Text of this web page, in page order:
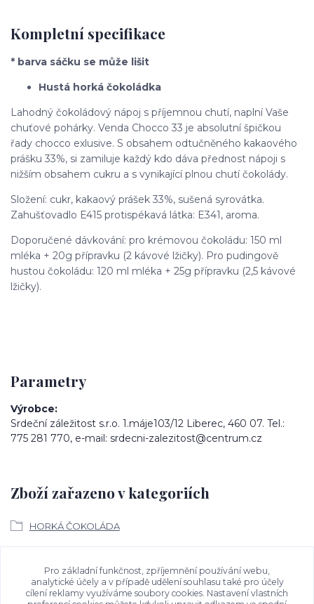
Kompletní specifikace
* barva sáčku se může lišit
Hustá horká čokoládka
Lahodný čokoládový nápoj s příjemnou chutí, naplní Vaše
chuťové pohárky. Venda Chocco 33 je absolutní špičkou
řady chocco exlusive. S obsahem odtučněného kakaového
prášku 33%, si zamiluje každý kdo dáva přednost nápoji s
nižším obsahem cukru a s vynikající plnou chutí čokolády.
Složení: cukr, kakaový prášek 33%, sušená syrovátka.
Zahušťovadlo E415 protispékavá látka: E341, aroma.
Doporučené dávkování: pro krémovou čokoládu: 150 ml
mléka + 20g přípravku (2 kávové lžičky). Pro pudingově
hustou čokoládu: 120 ml mléka + 25g přípravku (2,5 kávové
lžičky).
Parametry
Výrobce
Srdeční záležitost s.r.o. 1.máje103/12 Liberec, 460 07. Tel.:
775 281 770, e-mail: srdecni-zalezitost@centrum.cz
Zboží zařazeno v kategoriích
HORKÁ ČOKOLÁDA
Ke stažení
Pro základní funkčnost, zpříjemnění používání webu,
analytické účely a v případě udělení souhlasu také pro účely
cílení reklamy využíváme soubory cookies. Nastavení vlastních